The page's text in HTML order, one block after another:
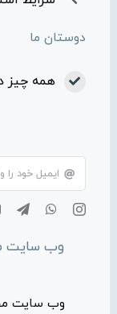
دوستان ما
همه چیز
وب سایت
وب سایت